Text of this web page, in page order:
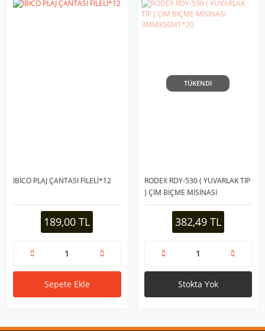
İBİCO PLAJ ÇANTASI FİLELİ*12
189,00 TL
Sepete Ekle
TÜKENDİ
RODEX RDY-530 ( YUVARLAK TİP
) ÇİM BİÇME MİSİNASI
3MMX56MT*20
382,49 TL
Stokta Yok